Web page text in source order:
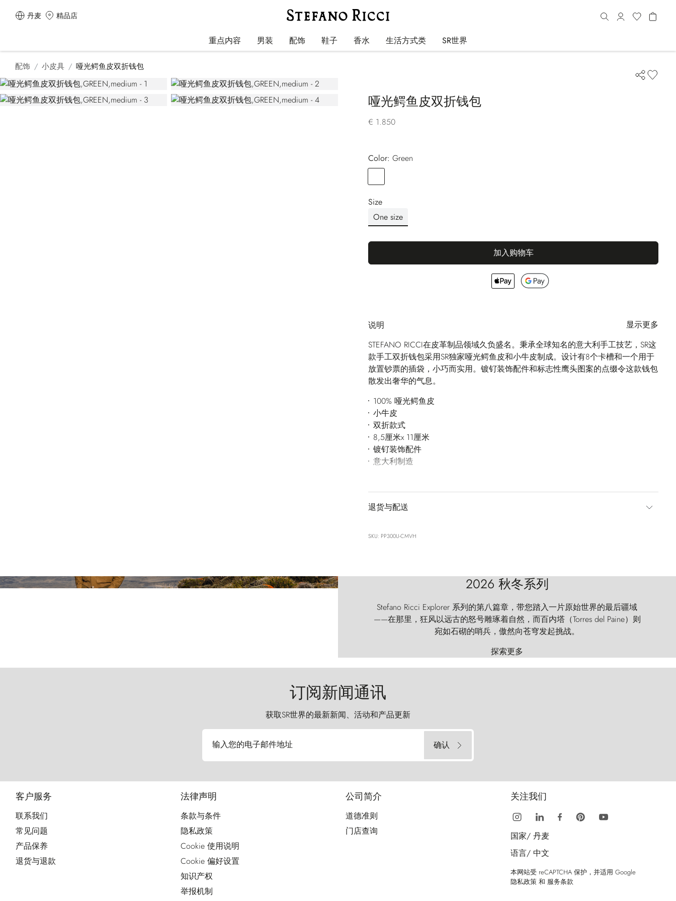
丹麦 精品店
重点内容 男装 配饰 鞋子 香水 生活方式类 SR世界
配饰 小皮具 哑光鳄鱼皮双折钱包
哑光鳄鱼皮双折钱包
€ 1.850
Color:
green
Size
One size
加入购物车
说明
显示更多
STEFANO RICCI在皮革制品领域久负盛名。秉承全球知名的意大利手工技艺，SR这
款手工双折钱包采用SR独家哑光鳄鱼皮和小牛皮制成。设计有8个卡槽和一个用于
放置钞票的插袋，小巧而实用。镀钌装饰配件和标志性鹰头图案的点缀令这款钱包
散发出奢华的气息。
100% 哑光鳄鱼皮
小牛皮
双折款式
8,5厘米x 11厘米
镀钌装饰配件
意大利制造
退货与配送
SKU: PP300U-CMVH
2026 秋冬系列
Stefano Ricci Explorer 系列的第八篇章，带您踏入一片原始世界的最后疆域
——在那里，狂风以远古的怒号雕琢着自然，而百内塔（Torres del Paine）则
宛如石砌的哨兵，傲然向苍穹发起挑战。
探索更多
订阅新闻通讯
获取SR世界的最新新闻、活动和产品更新
输入您的电子邮件地址 确认
客户服务
联系我们
常见问题
产品保养
退货与退款
法律声明
条款与条件
隐私政策
Cookie 使用说明
Cookie 偏好设置
知识产权
举报机制
公司简介
道德准则
门店查询
关注我们
国家/ 丹麦
语言/ 中文
本网站受 reCAPTCHA 保护，并适用 Google
隐私政策 和 服务条款